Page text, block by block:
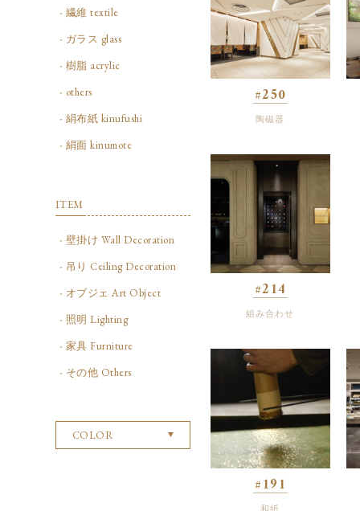
- 繊維 textile
- ガラス glass
- 樹脂 acrylic
- others
- 絹布紙 kinufushi
- 絹面 kinumote
ITEM
- 壁掛け Wall Decoration
- 吊り Ceiling Decoration
- オブジェ Art Object
- 照明 Lighting
- 家具 Furniture
- その他 Others
COLOR
#250
陶磁器
#214
組み合わせ
#191
和紙